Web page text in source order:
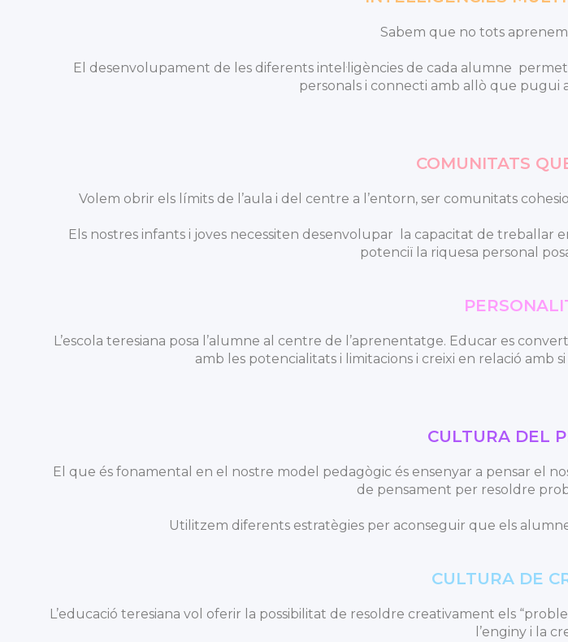
Sabem que no tots
El desenvolupament de les diferents intel·ligències de cada alumne
personals i connecti amb allò que pugui
COMUNITATS
Volem obrir els límits de l’aula i del centre a l’entorn, ser comunitats
Els nostres infants i joves necessiten desenvolupar la capacitat de
potenciï la riquesa personal
L’escola teresiana posa l’alumne al centre de l’aprenentatge. Educar es
amb les potencialitats i limitacions i creixi en relació amb
CULTURA DEL
El que és fonamental en el nostre model pedagògic és ensenyar a pensar el
de pensament per resoldre
Utilitzem diferents estratègies per aconseguir que els
CULTURA DE
L’educació teresiana vol oferir la possibilitat de resoldre creativament els
l’enginy i la